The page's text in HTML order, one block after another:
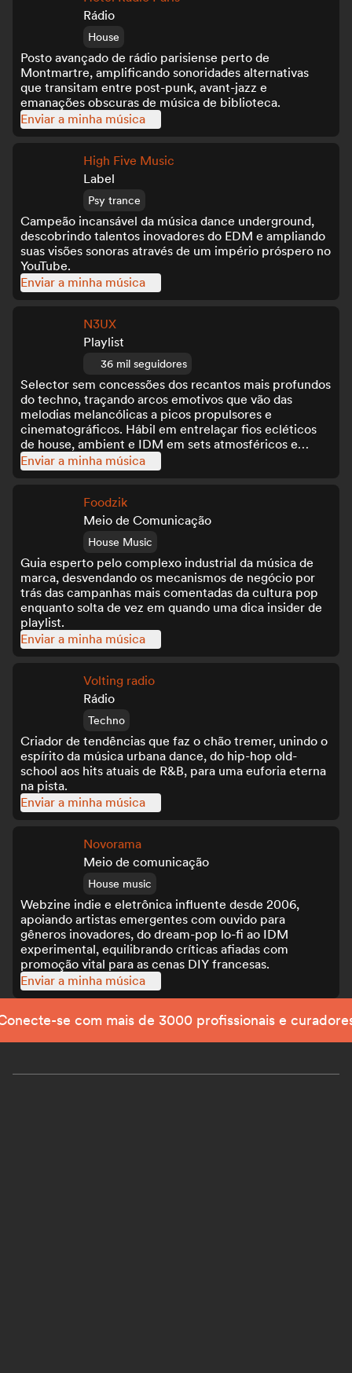
Rádio
House
Posto avançado de rádio parisiense perto de
Montmartre, amplificando sonoridades alternativas
que transitam entre post-punk, avant-jazz e
emanações obscuras de música de biblioteca.
Enviar a minha música
High Five Music
Label
Psy trance
Campeão incansável da música dance underground,
descobrindo talentos inovadores do EDM e ampliando
suas visões sonoras através de um império próspero no
YouTube.
Enviar a minha música
N3UX
Playlist
36 mil seguidores
Selector sem concessões dos recantos mais profundos
do techno, traçando arcos emotivos que vão das
melodias melancólicas a picos propulsores e
cinematográficos. Hábil em entrelaçar fios ecléticos
de house, ambient e IDM em sets atmosféricos e
envolventes.
Enviar a minha música
Foodzik
Meio de Comunicação
House Music
Guia esperto pelo complexo industrial da música de
marca, desvendando os mecanismos de negócio por
trás das campanhas mais comentadas da cultura pop
enquanto solta de vez em quando uma dica insider de
playlist.
Enviar a minha música
Volting radio
Rádio
Techno
Criador de tendências que faz o chão tremer, unindo o
espírito da música urbana dance, do hip-hop old-
school aos hits atuais de R&B, para uma euforia eterna
na pista.
Enviar a minha música
Novorama
Meio de comunicação
House music
Webzine indie e eletrônica influente desde 2006,
apoiando artistas emergentes com ouvido para
gêneros inovadores, do dream-pop lo-fi ao IDM
experimental, equilibrando críticas afiadas com
promoção vital para as cenas DIY francesas.
Enviar a minha música
se com mais de 3000 profissionais e